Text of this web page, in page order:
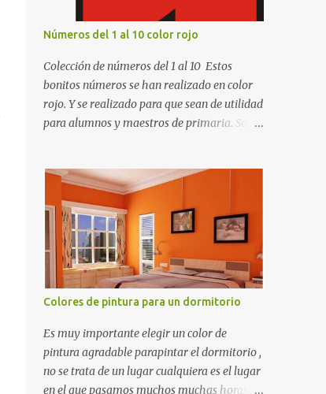
Números del 1 al 10 color rojo
Colección de números del 1 al 10 Estos
bonitos números se han realizado en color
rojo. Y se realizado para que sean de utilidad
para alumnos y maestros de primaria. Son
de recortar y se pueden utilizar en variedad
de cosas como ser recortes para tareas
escolares, para hacer juegos infantiles
matemáticos, para decorar los cumpleaños
de los niños, entre otras cosas.
Colores de pintura para un dormitorio
Es muy importante elegir un color de
pintura agradable parapintar el dormitorio ,
no se trata de un lugar cualquiera es el lugar
en el que pasamos muchos muchas horas y